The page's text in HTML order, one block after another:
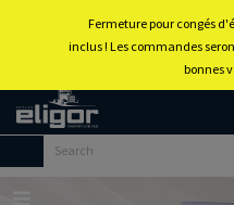
Fermeture pour congés
inclus ! Les commandes
bonnes